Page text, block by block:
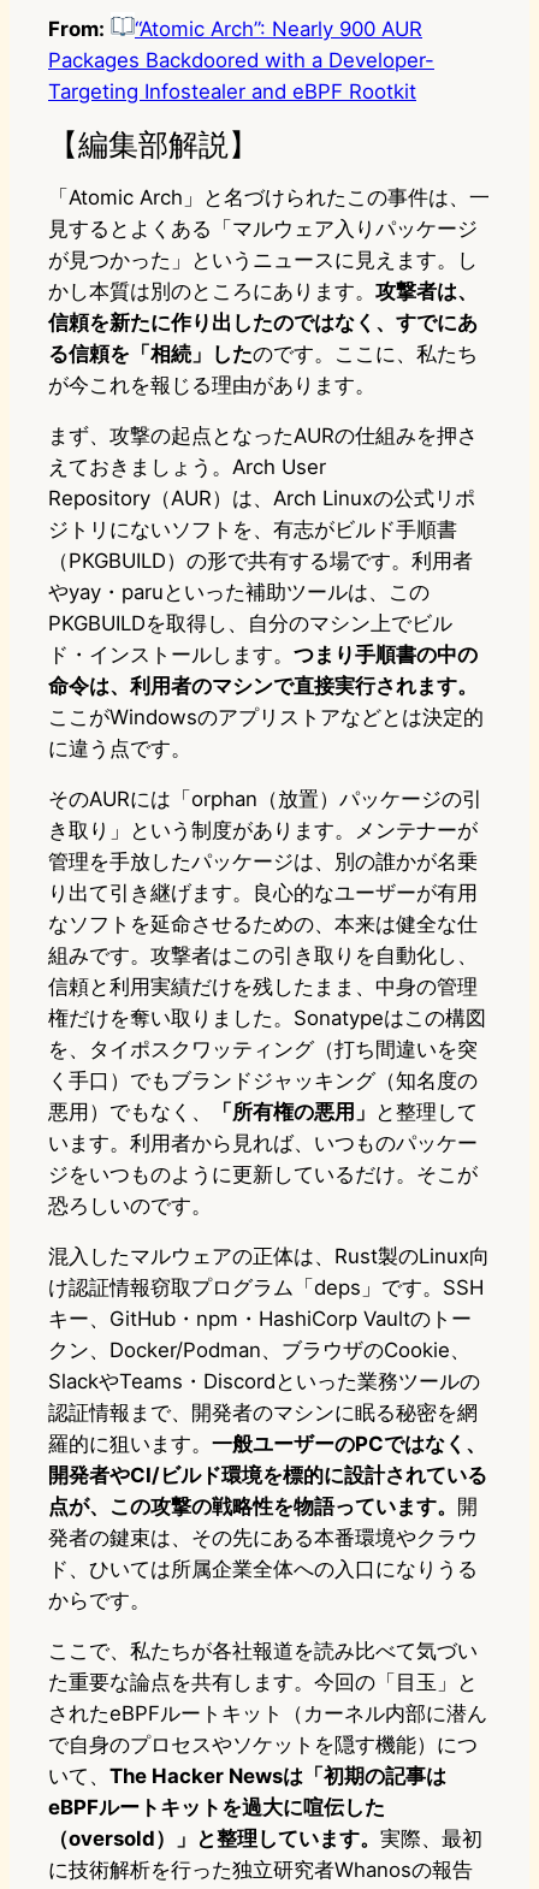
From:
“Atomic Arch”: Nearly 900 AUR
Packages Backdoored with a Developer-
Targeting Infostealer and eBPF Rootkit
【編集部解説】
「Atomic Arch」と名づけられたこの事件は、一
見するとよくある「マルウェア入りパッケージ
が見つかった」というニュースに見えます。し
かし本質は別のところにあります。 攻撃者は、
信頼を新たに作り出したのではなく、すでにあ
る信頼を「相続」したのです。ここに、私たち
が今これを報じる理由があります。
まず、攻撃の起点となったAURの仕組みを押さ
えておきましょう。Arch User
Repository（AUR）は、Arch Linuxの公式リポ
ジトリにないソフトを、有志がビルド手順書
（PKGBUILD）の形で共有する場です。利用者
やyay・paruといった補助ツールは、この
PKGBUILDを取得し、自分のマシン上でビル
ド・インストールします。 つまり手順書の中の
命令は、利用者のマシンで直接実行されます。
ここがWindowsのアプリストアなどとは決定的
に違う点です。
そのAURには「orphan（放置）パッケージの引
き取り」という制度があります。メンテナーが
管理を手放したパッケージは、別の誰かが名乗
り出て引き継げます。良心的なユーザーが有用
なソフトを延命させるための、本来は健全な仕
組みです。攻撃者はこの引き取りを自動化し、
信頼と利用実績だけを残したまま、中身の管理
権だけを奪い取りました。Sonatypeはこの構図
を、タイポスクワッティング（打ち間違いを突
く手口）でもブランドジャッキング（知名度の
悪用）でもなく、
「所有権の悪用」 と整理して
います。利用者から見れば、いつものパッケー
ジをいつものように更新しているだけ。そこが
恐ろしいのです。
混入したマルウェアの正体は、Rust製のLinux向
け認証情報窃取プログラム「deps」です。SSH
キー、GitHub・npm・HashiCorp Vaultのトー
クン、Docker/Podman、ブラウザのCookie、
SlackやTeams・Discordといった業務ツールの
認証情報まで、開発者のマシンに眠る秘密を網
羅的に狙います。 一般ユーザーのPCではなく、
開発者やCI/ビルド環境を標的に設計されている
点が、この攻撃の戦略性を物語っています。 開
発者の鍵束は、その先にある本番環境やクラウ
ド、ひいては所属企業全体への入口になりうる
からです。
ここで、私たちが各社報道を読み比べて気づい
た重要な論点を共有します。今回の「目玉」と
されたeBPFルートキット（カーネル内部に潜ん
で自身のプロセスやソケットを隠す機能）につ
いて、 The Hacker Newsは「初期の記事は
eBPFルートキットを過大に喧伝した
（oversold）」と整理しています。 実際、最初
に技術解析を行った独立研究者Whanosの報告